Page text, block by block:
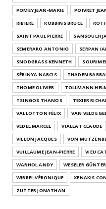
POMEY JEAN-MARIE
POIVRET
RIBIERE
ROBBINS BRUCE
SAINT PAUL PIERRE
SANSOULH
SEMERARO ANTONIO
SERPAN
SNODGRASS KENNETH
SÉRINYA NARCIS
THADEN
THOME OLIVIER
TOLLMANN
TSINGOS THANOS
TEXIER
VALLOTTON FÉLIX
VAN VELDE
VEDEL MARCEL
VIALLAT CLAUDE
VILLON JACQUES
VON
VUILLAUME JEAN-PIERRE
VIEU
WARHOL ANDY
WESELER GÜNTER
WIRBEL VÉRONIQUE
XENAKIS
ZUTTER JONATHAN